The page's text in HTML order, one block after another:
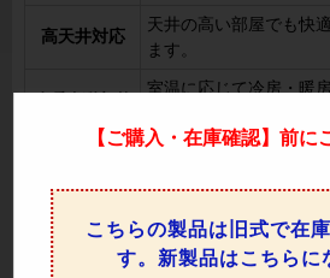
高天井対応
天井の高い部屋でも快
ます。
室温に応じて冷房・暖
暖房優先（ホ
現。
年間冷房
（-15°C）
外気温-15°Cまで対応
転が可能。
【ご購入・在庫確認】前に
こちらの製品は旧式で在
す。新製品はこちらに